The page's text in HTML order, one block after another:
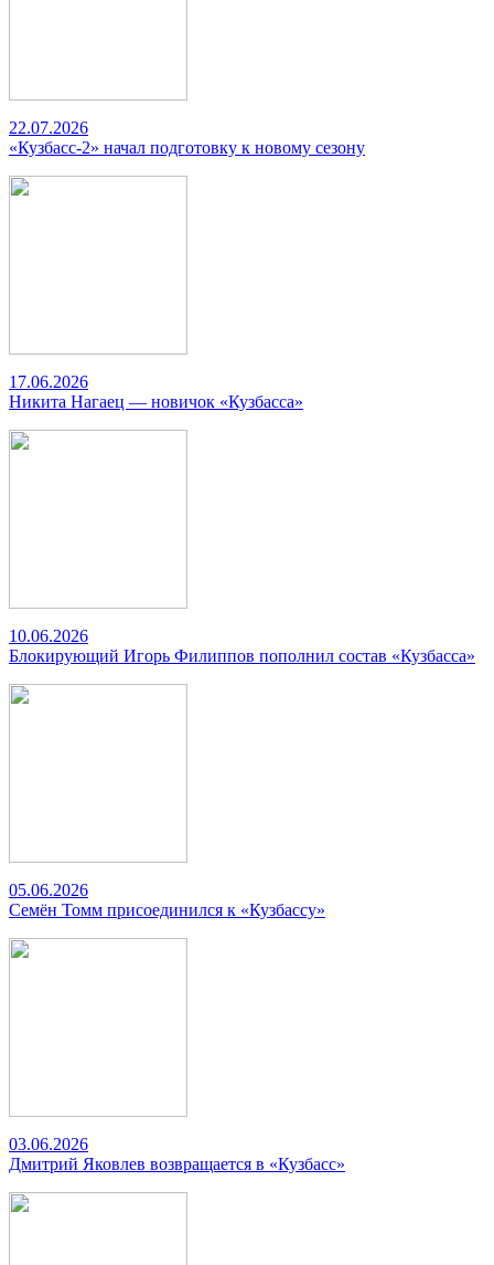
22.07.2026
«Кузбасс-2» начал подготовку к новому сезону
17.06.2026
Никита Нагаец — новичок «Кузбасса»
10.06.2026
Блокирующий Игорь Филиппов пополнил состав «Кузбасса»
05.06.2026
Семён Томм присоединился к «Кузбассу»
03.06.2026
Дмитрий Яковлев возвращается в «Кузбасс»